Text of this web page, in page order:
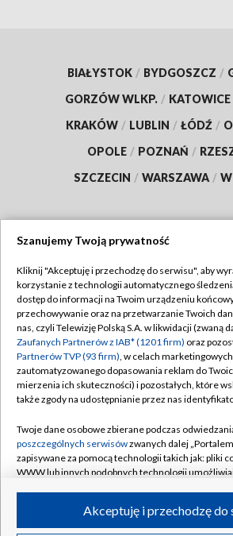
BIAŁYSTOK / BYDGOSZCZ /
GORZÓW WLKP. / KATOWICE
KRAKÓW / LUBLIN / ŁÓDŹ /
OPOLE / POZNAŃ /
SZCZECIN / WARSZAWA /
TVP
Abonament TVP
Emisja w TVP
Centrum informacji TVP
Naziemna Telewizja Cyfrowa
Rada Programowa
System NOS
Informacje o nadawcy
Program dla prasy
Regulamin TVP
Polityka
Moje zgody
Pomoc
Kontakt
Kanały
Szanujemy Twoją prywatność
Kliknij "Akceptuję i przechodzę do serwisu", aby
korzystanie z technologii automatycznego
dostęp do informacji na Twoim urządzeniu
przechowywanie oraz na przetwarzanie Twoich
nas, czyli Telewizję Polską S.A. w likwidacji (zwaną
Zaufanych Partnerów z IAB* (1201 firm) oraz
Partnerów TVP (93 firm), w celach
zautomatyzowanego dopasowania reklam do
mierzenia ich skuteczności) i pozostałych, które
także zgody na udostępnianie przez nas
Twoje dane osobowe zbierane podczas
poszczególnych serwisówzwanych dalej
zapisywane za pomocą technologii takich jak: pliki
WWW lub innych podobnych technologii
ruchu w Internecie.Akceptuję i przechodzę do